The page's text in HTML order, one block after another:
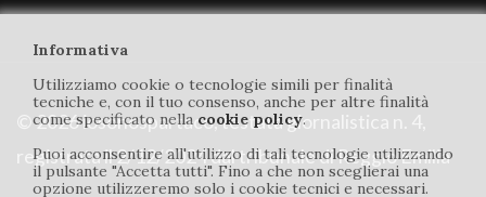
© 2026 iosonospartaco, testata giornalistica n. 4,
registrata il 2/12/2024 dal tribunale di Reggio Emilia
Informativa
Utilizziamo cookie o tecnologie simili per finalità
tecniche e, con il tuo consenso, anche per altre finalità
come specificato nellacookie policy.
Puoi acconsentire all'utilizzo di tali tecnologie utilizzando
il pulsante "Accetta tutti". Fino a che non sceglierai una
opzione utilizzeremo solo i cookie tecnici e necessari.